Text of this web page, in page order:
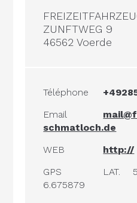
ZUNFTWEG 9
46562 Voerde
Téléphone
Email
schmatloch.de
WEB
http://
GPS
LAT.
6.675879